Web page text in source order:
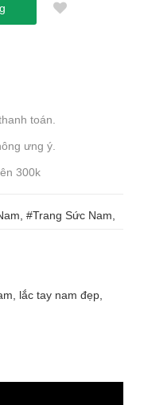
toán.
ưng ý.
300k
#Trang Sức Nam,
lắc tay nam đẹp,